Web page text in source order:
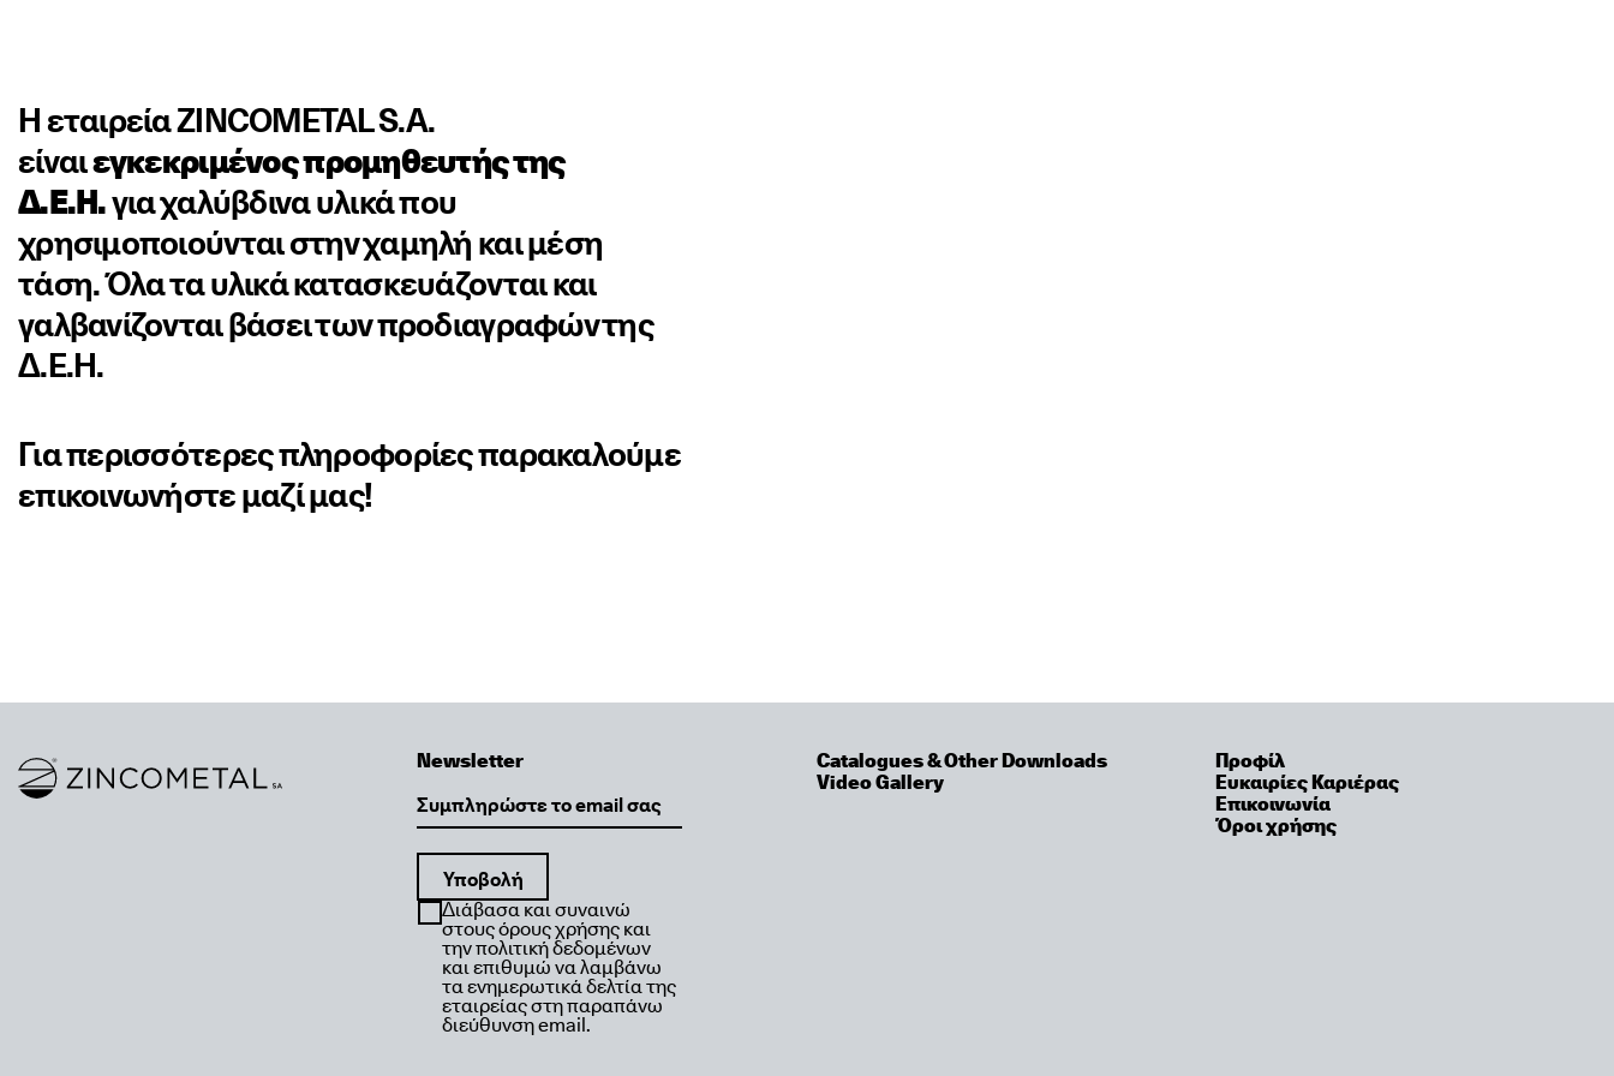
Η εταιρεία ZINCOMETAL S.A.
είναιεγκεκριμένος προμηθευτής της
Δ.Ε.Η.για χαλύβδινα υλικά που
χρησιμοποιούνται στην χαμηλή και μέση
τάση. Όλα τα υλικά κατασκευάζονται και
γαλβανίζονται βάσει των προδιαγραφών της
Δ.Ε.Η.
Για περισσότερες πληροφορίες παρακαλούμε
επικοινωνήστε μαζί μας!
Link to homepage
Newsletter
Διάβασα και συναινώ
στους όρους χρήσης και
την πολιτική δεδομένων
και επιθυμώ να λαμβάνω
τα ενημερωτικά δελτία της
εταιρείας στη παραπάνω
διεύθυνση email.
Catalogues & Other Downloads
Video Gallery
Προφίλ
Ευκαιρίες Καριέρας
Επικοινωνία
Όροι χρήσης